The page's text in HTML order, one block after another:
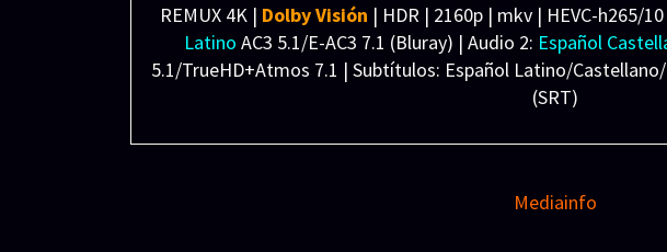
REMUX 4K | Dolby Visión | HDR | 2160p | mkv | HEVC-h265/
Latino AC3 5.1/E-AC3 7.1 (Bluray) | Audio 2: Español
5.1/TrueHD+Atmos 7.1 | Subtítulos: Español Latino/
(SRT)
Mediainfo